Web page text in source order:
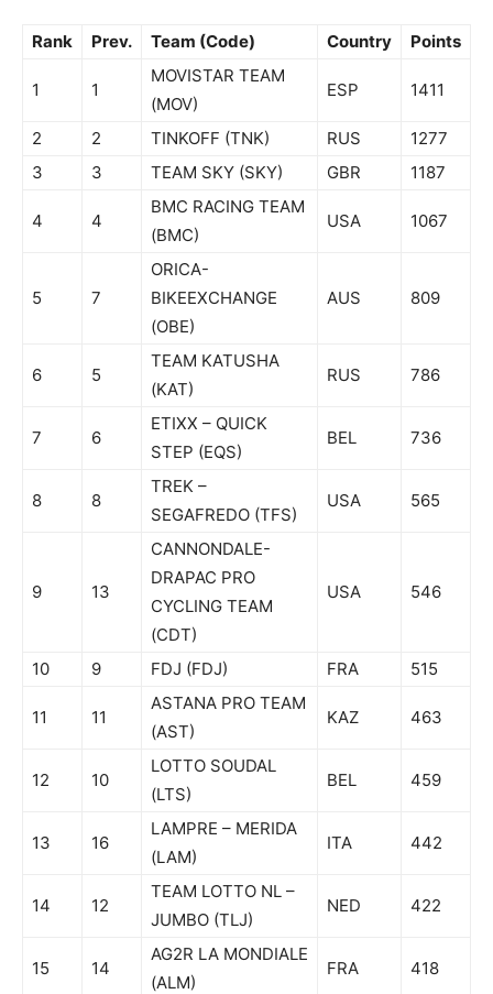
Rank Prev. Team (Code) Country Points
1 1
MOVISTAR TEAM
(MOV)
ESP 1411
2 2 TINKOFF (TNK) RUS
1277
3
3 TEAM SKY (SKY) GBR 1187
4 4
BMC RACING TEAM
(BMC)
USA 1067
5 7
ORICA-
BIKEEXCHANGE
(OBE)
AUS 809
6 5
TEAM KATUSHA
(KAT)
RUS 786
7 6
ETIXX – QUICK
STEP (EQS)
BEL 736
8 8
TREK –
SEGAFREDO (TFS)
USA 565
9 13
CANNONDALE-
DRAPAC PRO
CYCLING TEAM
(CDT)
USA 546
10 9 FDJ (FDJ) FRA 515
11 11
ASTANA PRO TEAM
(AST)
KAZ 463
12 10
LOTTO SOUDAL
(LTS)
BEL 459
13 16
LAMPRE – MERIDA
(LAM)
ITA 442
14 12
TEAM LOTTO NL –
JUMBO (TLJ)
NED 422
15 14
AG2R LA MONDIALE
(ALM)
FRA 418